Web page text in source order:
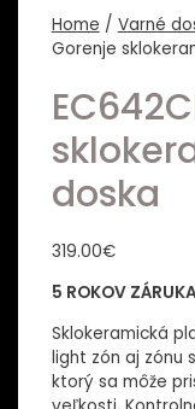
Home / Varné
Gorenje
doska
319.00€
5 ROKOV
Sklokeramická
light zón aj zónu
ktorý sa môže